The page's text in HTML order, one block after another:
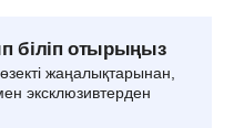
біліп отырыңыз
жаңалықтарынан,
эксклюзивтерден